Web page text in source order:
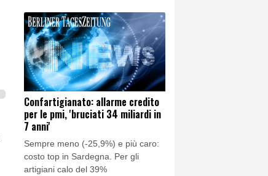
Confartigianato: allarme credito
per le pmi, 'bruciati 34 miliardi in
7 anni'
Sempre meno (-25,9%) e più caro:
costo top in Sardegna. Per gli
artigiani calo del 39%